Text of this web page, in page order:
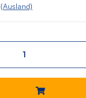
(Ausland)